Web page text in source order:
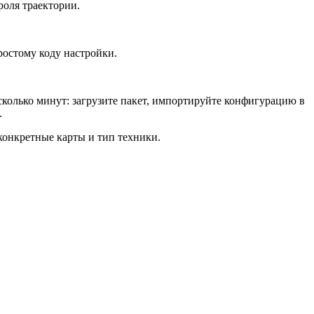
траектории.
коду настройки.
минут: загрузите пакет, импортируйте конфигурацию в
карты и тип техники.